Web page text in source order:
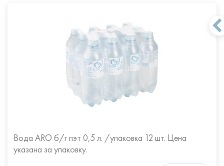
Вода ARO б/г пэт 0,5 л. /упаковка 12 шт. Цена